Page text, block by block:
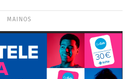
MAINOS